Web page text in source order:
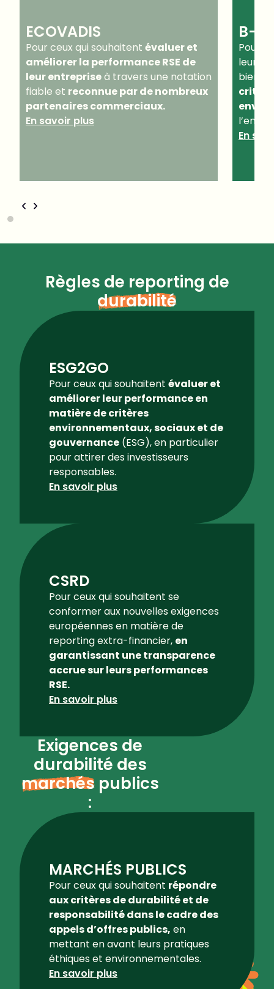
ECOVADIS
Pour ceux qui souhaitent évaluer et
améliorer la performance RSE de
leur entrepriseà travers une notation
fiable et reconnue par de nombreux
partenaires commerciaux.
En savoir plus
B-
Pour
leur
bien
En
Règles de reporting de
durabilité
ESG2GO
Pour ceux qui souhaitent évaluer et
améliorer leur performance en
matière de critères
environnementaux, sociaux et de
gouvernance (ESG), en particulier
pour attirer des investisseurs
responsables.
En savoir plus
CSRD
Pour ceux qui souhaitent se
conformer aux nouvelles exigences
européennes en matière de
reporting extra-financier, en
garantissant une transparence
accrue sur leurs performances
RSE.
En savoir plus
Exigences de
durabilité des
marchéspublics
:
MARCHÉS PUBLICS
Pour ceux qui souhaitent répondre
aux critères de durabilité et de
responsabilité dans le cadre des
appels d’offres publics, en
mettant en avant leurs pratiques
éthiques et environnementales.
En savoir plus